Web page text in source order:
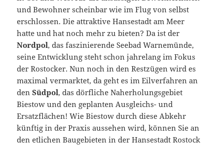
und Bewohner scheinbar wie im Flug von selbst
erschlossen. Die attraktive Hansestadt am Meer
hatte und hat noch mehr zu bieten? Da ist der
Nordpol, das faszinierende Seebad Warnemünde,
seine Entwicklung steht schon jahrelang im Fokus
der Rostocker. Nun noch in den Restzügen wird es
maximal vermarktet, da geht es im Eilverfahren an
denSüdpol, das dörfliche Naherholungsgebiet
Biestow und den geplanten Ausgleichs- und
Ersatzflächen! Wie Biestow durch diese Abkehr
künftig in der Praxis aussehen wird, können Sie an
den etlichen Baugebieten in der Hansestadt Rostock